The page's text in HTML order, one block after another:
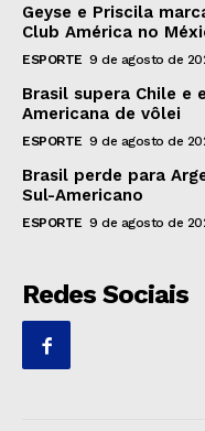
Geyse e Priscila
Club América no
ESPORTE 9 de agosto de
Brasil supera Chile e
Americana de vôlei
ESPORTE 9 de agosto de
Brasil perde para
Sul-Americano
ESPORTE 9 de agosto de
Redes Sociais